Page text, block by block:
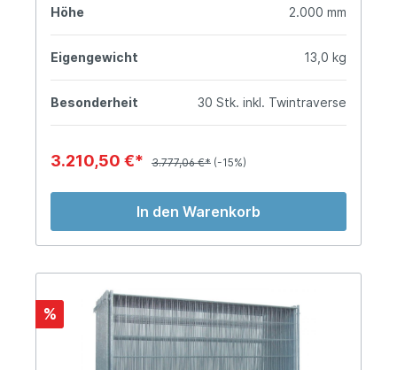
Höhe 2.000 mm
Eigengewicht 13,0 kg
Besonderheit 30 Stk. inkl. Twintraverse
3.210,50 €* 3.777,06 €* (-15%)
In den Warenkorb
%